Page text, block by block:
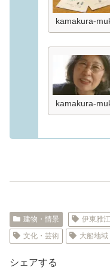
kamakura-
kamakura-
建物・情景 伊東雅江
文化・芸術
大船地域
シェアする